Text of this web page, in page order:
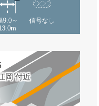
9.0～
信号なし
岡 付近